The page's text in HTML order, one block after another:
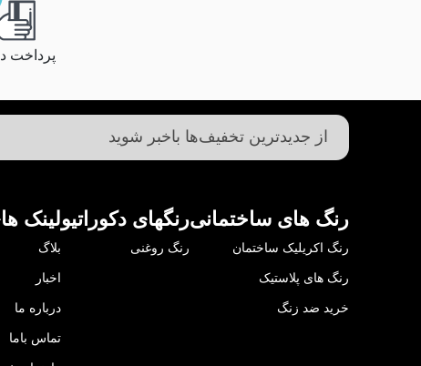
پرداخت
رنگ های ساختمانی
رنگ اکریلیک ساختمان
رنگ های پلاستیک
خرید ضد زنگ
رنگهای دکوراتیو
رنگ روغنی
لینک
بلاگ
اخبار
درباره ما
تماس باما